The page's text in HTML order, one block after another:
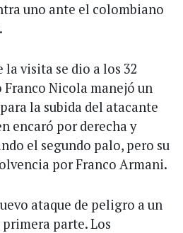
uno ante el colombiano
visita se dio a los 32
Nicola manejó un
la subida del atacante
encaró por derecha y
el segundo palo, pero su
por Franco Armani.
ataque de peligro a un
parte. Los